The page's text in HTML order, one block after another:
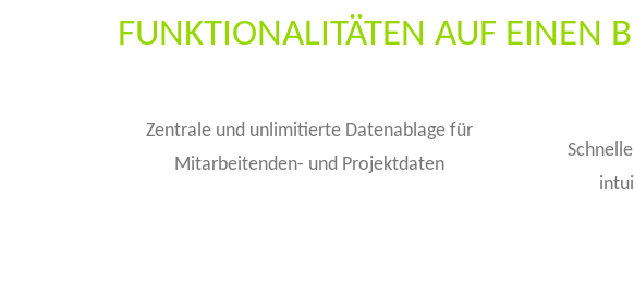
FUNKTIONALITÄTEN AUF EINEN
Zentrale und unlimitierte Datenablage für
Mitarbeitenden- und Projektdaten